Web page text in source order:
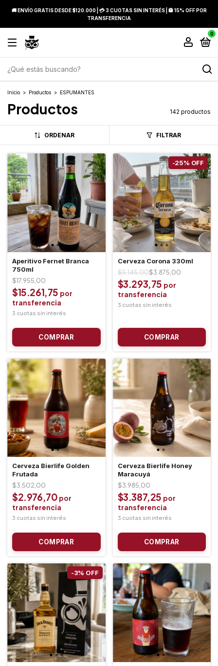
🚚 ENVÍO GRATIS DESDE $120.000 | 💳 3 CUOTAS SIN INTERÉS | 🏦 15% OFF POR
TRANSFERENCIA
0
Inicio > Productos > ESPUMANTES
Productos 142 productos
ORDENAR FILTRAR
Aperitivo Fernet Branca
750ml
$17.955,00
$15.261,75
Cerveza Corona 330ml
-25% OFF
$3.875,00
$5.145,00
$3.293,75
Cerveza Bierlife Golden
Frutada
$3.502,00
$2.976,70
Cerveza Bierlife Honey
Maracuyá
$3.985,00
$3.387,25
-3% OFF